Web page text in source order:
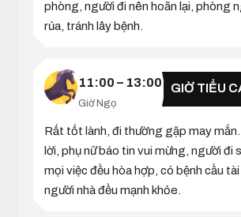
phòng, người đi nên hoãn lại, phòng
rủa, tránh lây bệnh.
11:00 – 13:00
Giờ Ngọ
GIỜ TIỂU
Rất tốt lành, đi thường gặp may
lời, phụ nữ báo tin vui mừng, người đi
mọi việc đều hòa hợp, có bệnh cầu tài
người nhà đều mạnh khỏe.